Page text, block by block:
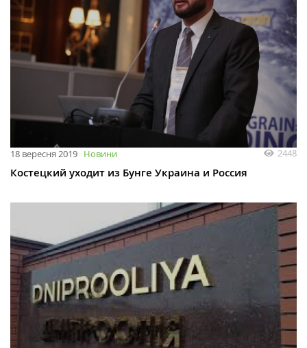
18 вересня 2019 Новини 2448
Костецкий уходит из Бунге Украина и Россия